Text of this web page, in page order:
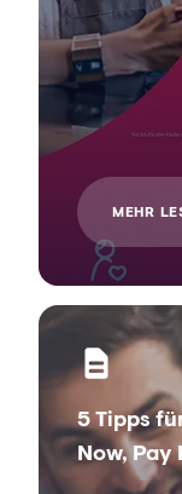
MEHR
5 Tipps
Now,